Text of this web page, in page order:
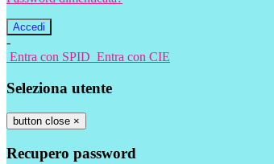
-
Entra con SPID Entra con CIE
Seleziona utente
button close ×
Recupero password